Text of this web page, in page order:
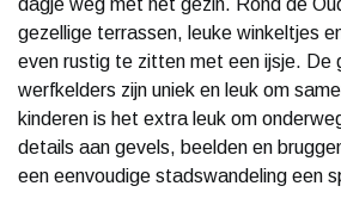
gezellige terrassen, leuke winkeltjes
even rustig te zitten met een ijsje. De
werfkelders zijn uniek en leuk om
kinderen is het extra leuk om
details aan gevels, beelden en
een eenvoudige stadswandeling een